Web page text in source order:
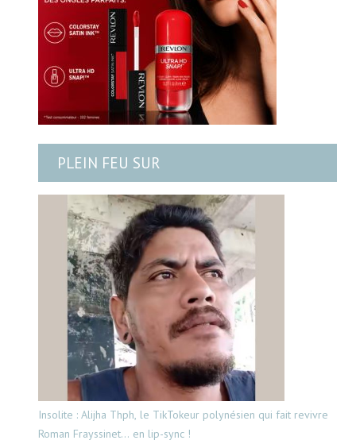
PLEIN FEU SUR
Insolite : Alijha Thph, le TikTokeur polynésien qui fait revivre
Roman Frayssinet… en lip-sync !